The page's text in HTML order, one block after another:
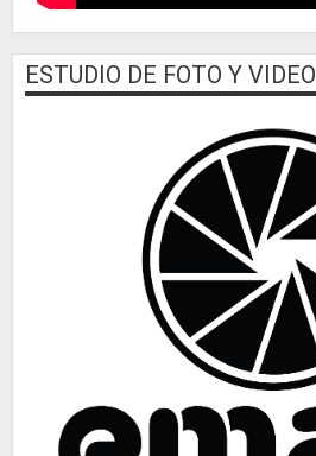
ESTUDIO DE FOTO Y VIDEO